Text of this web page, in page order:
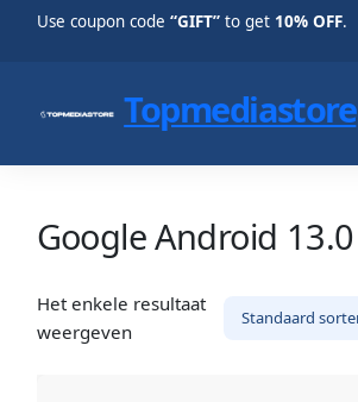
Use coupon code “GIFT”to get 10% OFF.
Topmediastore
Google Android 13.0
Het enkele resultaat
weergeven